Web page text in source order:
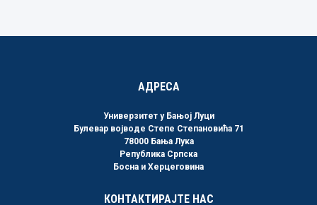
АДРЕСА
Универзитет у Бањој Луци
Булевар војводе Степе Степановића 71
78000 Бања Лука
Република Српска
Босна и Херцеговина
КОНТАКТИРАЈТЕ НАС